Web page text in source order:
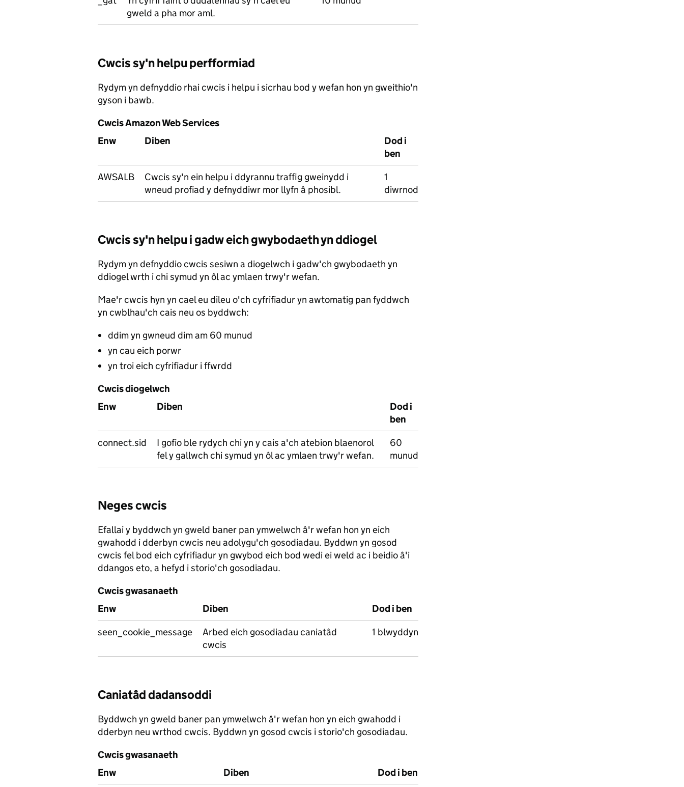
gweld a pha mor aml.
Cwcis sy'n helpu perfformiad
Rydym yn defnyddio rhai cwcis i helpu i sicrhau bod y wefan hon yn gweithio'n
gyson i bawb.
Cwcis Amazon Web Services
Enw
Diben
Dod i
ben
AWSALB
Cwcis sy'n ein helpu i ddyrannu traffig gweinydd i
wneud profiad y defnyddiwr mor llyfn â phosibl.
1
diwrnod
Cwcis sy'n helpu i gadw eich gwybodaeth yn ddiogel
Rydym yn defnyddio cwcis sesiwn a diogelwch i gadw'ch gwybodaeth yn
ddiogel wrth i chi symud yn ôl ac ymlaen trwy'r wefan.
Mae'r cwcis hyn yn cael eu dileu o'ch cyfrifiadur yn awtomatig pan fyddwch
yn cwblhau'ch cais neu os byddwch:
ddim yn gwneud dim am 60 munud
yn cau eich porwr
yn troi eich cyfrifiadur i ffwrdd
Cwcis diogelwch
Enw
Diben
Dod i
ben
connect.sid
I gofio ble rydych chi yn y cais a'ch atebion blaenorol
fel y gallwch chi symud yn ôl ac ymlaen trwy'r wefan.
60
munud
Neges cwcis
Efallai y byddwch yn gweld baner pan ymwelwch â'r wefan hon yn eich
gwahodd i dderbyn cwcis neu adolygu'ch gosodiadau. Byddwn yn gosod
cwcis fel bod eich cyfrifiadur yn gwybod eich bod wedi ei weld ac i beidio â'i
ddangos eto, a hefyd i storio'ch gosodiadau.
Cwcis gwasanaeth
Enw
Diben
Dod i ben
seen_cookie_message
Arbed eich gosodiadau caniatâd
cwcis
1 blwyddyn
Caniatâd dadansoddi
Byddwch yn gweld baner pan ymwelwch â'r wefan hon yn eich gwahodd i
dderbyn neu wrthod cwcis. Byddwn yn gosod cwcis i storio'ch gosodiadau.
Cwcis gwasanaeth
Enw
Diben Dod i ben